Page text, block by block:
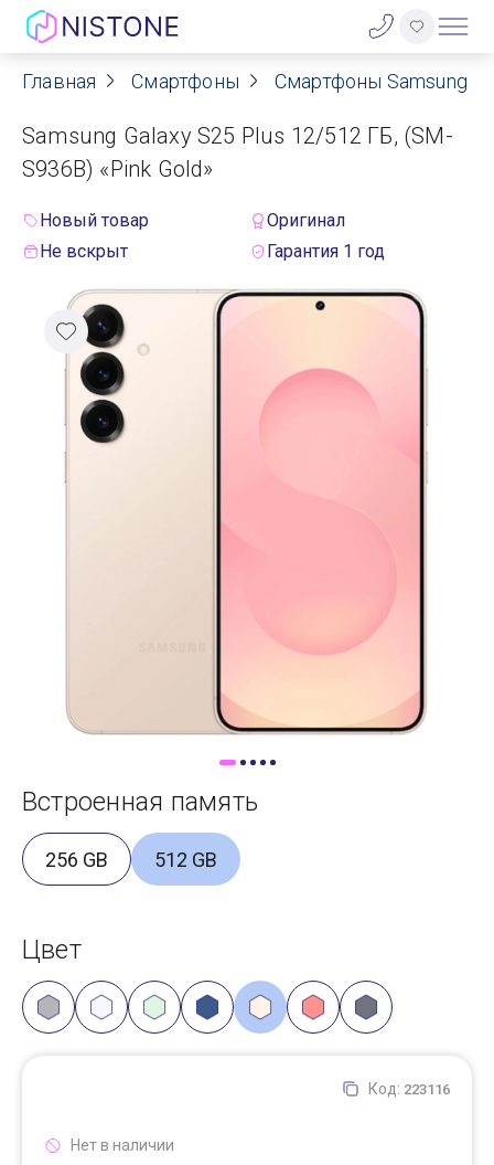
Акции
О нас
Договор оферты
Реквизиты
Контакты
Гарантия
Главная Смартфоны Смартфоны Samsung
Samsung Galaxy S25 Plus 12/512 ГБ, (SM-
S936B) «Pink Gold»
Новый товар
Оригинал
Не вскрыт
Гарантия 1 год
Встроенная память
256 GB 512 GB
Цвет
Код: 223116
Нет в наличии